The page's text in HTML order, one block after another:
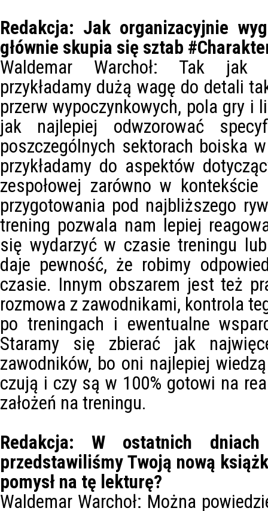
Redakcja: Jak organizacyjnie
głównie skupia się sztab
Waldemar Warchoł: Tak jak
przykładamy dużą wagę do detali
przerw wypoczynkowych, pola gry i
jak najlepiej odwzorować
poszczególnych sektorach boiska
przykładamy do aspektów
zespołowej zarówno w
przygotowania pod najbliższego
trening pozwala nam lepiej
się wydarzyć w czasie treningu
daje pewność, że robimy
czasie. Innym obszarem jest też
rozmowa z zawodnikami, kontrola
po treningach i ewentualne
Staramy się zbierać jak
zawodników, bo oni najlepiej
czują i czy są w 100% gotowi na
założeń na treningu.
Redakcja: W ostatnich
przedstawiliśmy Twoją nową
pomysł na tę lekturę?
Waldemar Warchoł: Można